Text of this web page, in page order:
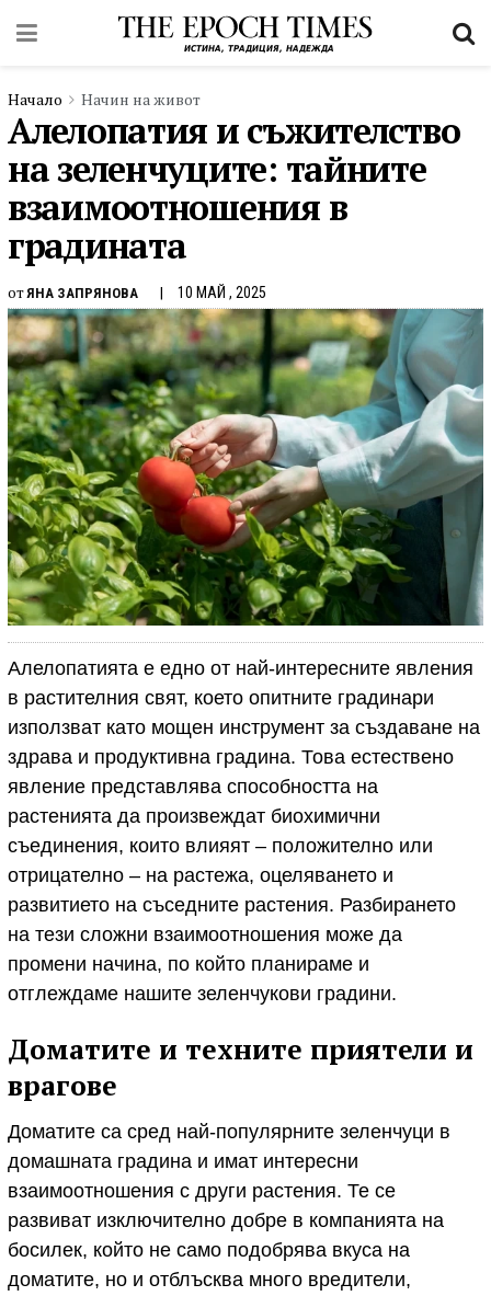
Начало Начин на живот
Алелопатия и съжителство
на зеленчуците: тайните
взаимоотношения в
градината
от ЯНА ЗАПРЯНОВА 10 МАЙ , 2025
Алелопатията е едно от най-интересните явления
в растителния свят, което опитните градинари
използват като мощен инструмент за създаване на
здрава и продуктивна градина. Това естествено
явление представлява способността на
растенията да произвеждат биохимични
съединения, които влияят – положително или
отрицателно – на растежа, оцеляването и
развитието на съседните растения. Разбирането
на тези сложни взаимоотношения може да
промени начина, по който планираме и
отглеждаме нашите зеленчукови градини.
Доматите и техните приятели и
врагове
Доматите са сред най-популярните зеленчуци в
домашната градина и имат интересни
взаимоотношения с други растения. Те се
развиват изключително добре в компанията на
босилек, който не само подобрява вкуса на
доматите, но и отблъсква много вредители,